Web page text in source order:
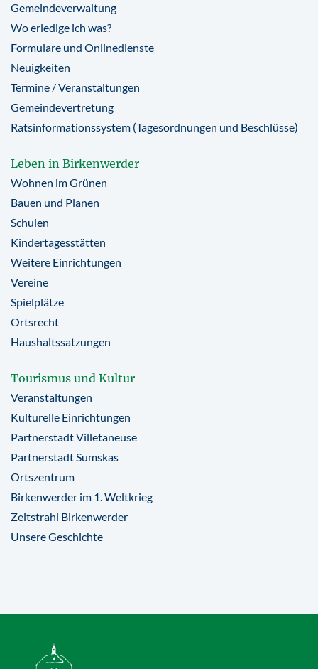
Gemeindeverwaltung
Wo erledige ich was?
Formulare und Onlinedienste
Neuigkeiten
Termine / Veranstaltungen
Gemeindevertretung
Ratsinformationssystem (Tagesordnungen und Beschlüsse)
Leben in Birkenwerder
Wohnen im Grünen
Bauen und Planen
Schulen
Kindertagesstätten
Weitere Einrichtungen
Vereine
Spielplätze
Ortsrecht
Haushaltssatzungen
Tourismus und Kultur
Veranstaltungen
Kulturelle Einrichtungen
Partnerstadt Villetaneuse
Partnerstadt Sumskas
Ortszentrum
Birkenwerder im 1. Weltkrieg
Zeitstrahl Birkenwerder
Unsere Geschichte